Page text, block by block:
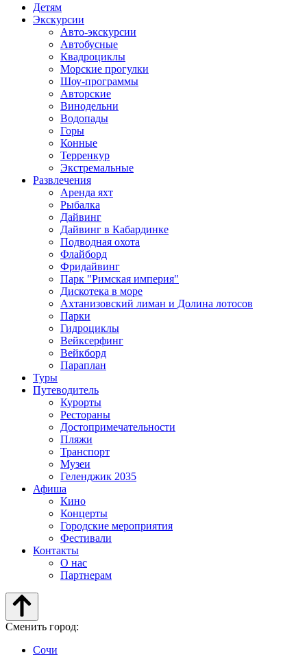
Детям
Экскурсии
Авто-экскурсии
Автобусные
Квадроциклы
Морские прогулки
Шоу-программы
Авторские
Винодельни
Водопады
Горы
Конные
Терренкур
Экстремальные
Развлечения
Аренда яхт
Рыбалка
Дайвинг
Дайвинг в Кабардинке
Подводная охота
Флайборд
Фридайвинг
Парк "Римская империя"
Дискотека в море
Ахтанизовский лиман и Долина лотосов
Парки
Гидроциклы
Вейксерфинг
Вейкборд
Параплан
Туры
Путеводитель
Курорты
Рестораны
Достопримечательности
Пляжи
Транспорт
Музеи
Геленджик 2035
Афиша
Кино
Концерты
Городские мероприятия
Фестивали
Контакты
О нас
Партнерам
Сменить город:
Сочи